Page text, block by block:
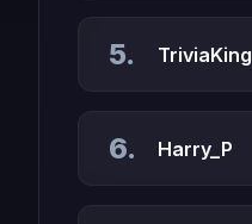
5. TriviaKing
6. Harry_P